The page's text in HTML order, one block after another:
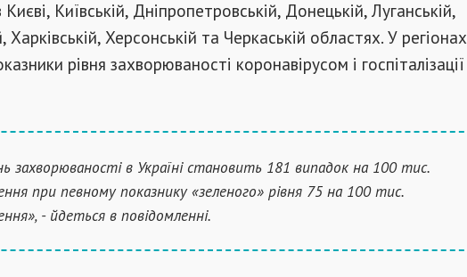
Київській, Дніпропетровській, Донецькій, Луганській,
Харківській, Херсонській та Черкаській областях. У регіонах
рівня захворюваності коронавірусом і госпіталізації
захворюваності в Україні становить 181 випадок на 100 тис.
при певному показнику «зеленого» рівня 75 на 100 тис.
- йдеться в повідомленні.